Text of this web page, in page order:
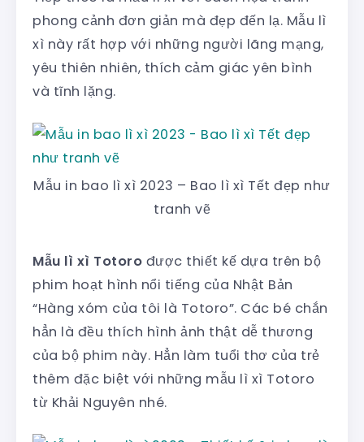
phong cảnh đơn giản mà đẹp đến lạ. Mẫu lì
xì này rất hợp với những người lãng mạng,
yêu thiên nhiên, thích cảm giác yên bình
và tĩnh lặng.
Mẫu in bao lì xì 2023 – Bao lì xì Tết đẹp như
tranh vẽ
Mẫu lì xì Totoro được thiết kế dựa trên bộ
phim hoạt hình nổi tiếng của Nhật Bản
“Hàng xóm của tôi là Totoro”. Các bé chắn
hẳn là đều thích hình ảnh thật dễ thương
của bộ phim này. Hẳn làm tuổi thơ của trẻ
thêm đặc biệt với những mẫu lì xì Totoro
từ Khải Nguyên nhé.